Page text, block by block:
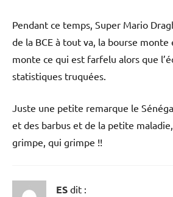
Pendant ce temps, Super Mario
de la BCE à tout va, la bourse monte
monte ce qui est farfelu alors que
statistiques truquées.
Juste une petite remarque le
et des barbus et de la petite
grimpe, qui grimpe !!
ES dit :